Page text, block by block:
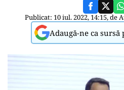
Publicat: 10 iul. 2022, 14:15, de
Adaugă-ne ca